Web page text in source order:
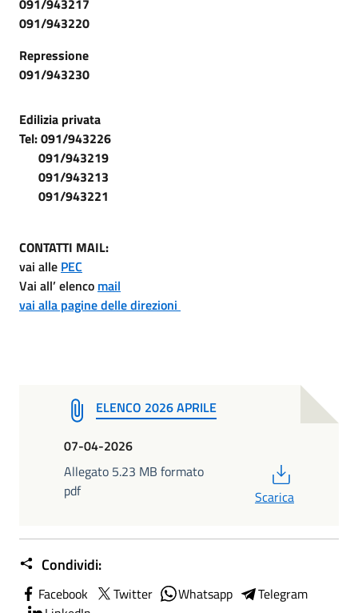
091/943220
Repressione
091/943230
Edilizia privata
Tel: 091/943226
091/943219
091/943213
091/943221
CONTATTI MAIL:
vai alle PEC
Vai all’ elenco mail
vai alla pagine delle direzioni
ELENCO 2026 APRILE
07-04-2026
Allegato 5.23 MB formato
pdf
Scarica
Condividi:
Facebook Twitter Whatsapp
Telegram